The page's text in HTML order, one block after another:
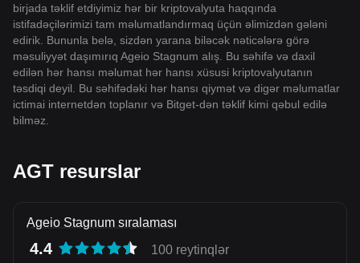
birjada təklif etdiyimiz hər bir kriptovalyuta haqqında
istifadəçilərimizi tam məlumatlandırmaq üçün əlimizdən gələni
edirik. Bununla belə, sizdən yarana biləcək nəticələrə görə
məsuliyyət daşımırıq Ageio Stagnum alış. Bu səhifə və daxil
edilən hər hansı məlumat hər hansı xüsusi kriptovalyutanın
təsdiqi deyil. Bu səhifədəki hər hansı qiymət və digər məlumatlar
ictimai internetdən toplanır və Bitget-dən təklif kimi qəbul edilə
bilməz.
AGT resurslar
Ageio Stagnum sıralaması
4.4 100 reytinqlər